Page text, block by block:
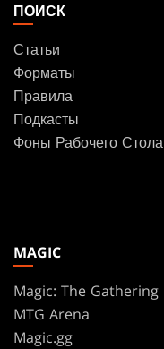
ПОИСК
Статьи
Форматы
Правила
Подкасты
Фоны Рабочего Стола
MAGIC
Magic: The Gathering
MTG Arena
Magic.gg